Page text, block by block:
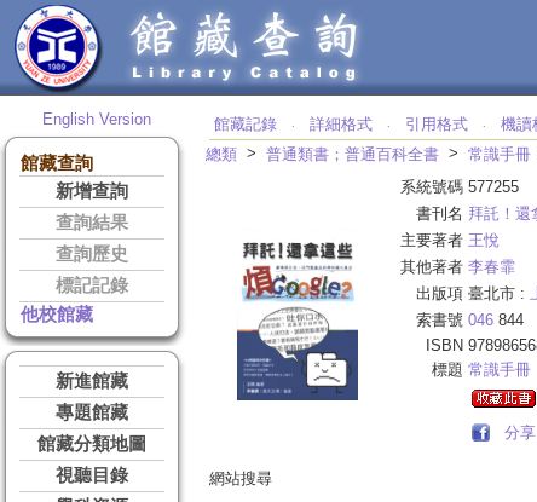
English Version
館藏查詢
新增查詢
查詢結果
查詢歷史
標記記錄
他校館藏
新進館藏
專題館藏
館藏分類地圖
視聽目錄
館藏記錄 ‧ 詳細格式 ‧ 引用格式 ‧ 機讀
總類 > 普通類書；普通百科全書 > 常識手冊
系統號碼 577255
書刊名 拜託！還
主要著者 王悅
其他著者 李春霏
出版項 臺北市 :
索書號 046 844
ISBN
標題 常識手冊
分
網站搜尋